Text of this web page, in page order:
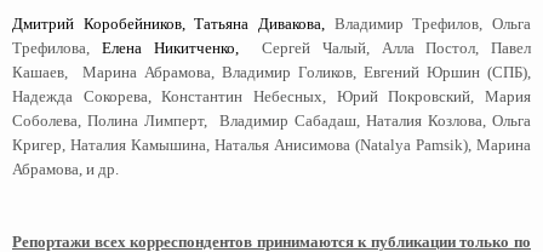
Дмитрий Коробейников, Татьяна Дивакова, Владимир Трефилов, Ольга
Трефилова,
Елена Никитченко, Сергей Чалый, Алла Постол,
Павел
Кашаев,
Марина Абрамова, Владимир Голиков, Евгений Юршин (СПБ),
Надежда Сокорева, Константин Небесных, Юрий Покровский, Мария
Соболева, Полина Лимперт, Владимир Сабадаш, Наталия Козлова, Ольга
Кригер, Наталия Камышина, Наталья Анисимова (Natalya Pamsik), Марина
Абрамова, и др.
Репортажи всех корреспондентов принимаются к публикации только по